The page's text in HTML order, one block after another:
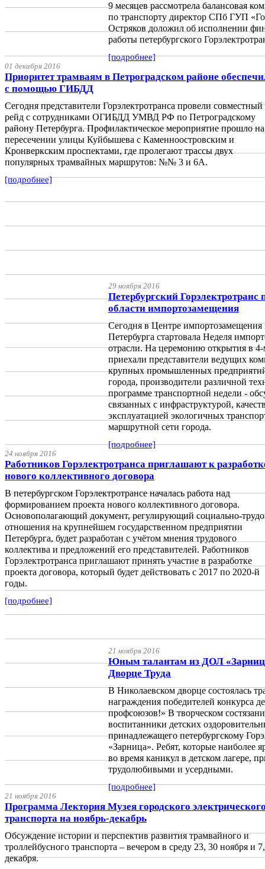
9 месяцев рассмотрела балансовая
по транспорту директор СПб ГУП
Остряков доложил об исполнении
работы петербургского
[подробнее]
01 декабря 2016
Приоритет трамваям в Петроградском районе
с помощью ГИБДД
Сегодня представители Горэлектротранса провели совместный
рейд с сотрудниками ОГИБДД УМВД РФ по Петроградскому
району Петербурга. Профилактическое мероприятие прошло на
пересечении улицы Куйбышева с Каменноостровским и
Кронверкским проспектами, где пролегают трассы двух
популярных трамвайных маршрутов: №№ 3 и 6А.
[подробнее]
29 ноября 2016
Петербургский Горэлектротранс
области импортозамещения
Сегодня в Центре
Петербурга стартовала Неделя
отрасли. На церемонию открытия в
приехали представители ведущих
крупных промышленных
города, производители различной
программе транспортной недели -
связанных с инфраструктурой,
эксплуатацией экологичных
маршрутной сети города.
[подробнее]
24 ноября 2016
Работников Горэлектротранса приглашают к
нового коллективного договора
В петербургском Горэлектротрансе началась работа над
формированием проекта нового коллективного договора.
Основополагающий документ, регулирующий социально-
отношения на крупнейшем государственном предприятии
Петербурга, будет разработан с учётом мнения трудового
коллектива и предложений его представителей. Работников
Горэлектротранса приглашают принять участие в разработке
проекта договора, который будет действовать с 2017 по 2020-й
годы.
[подробнее]
21 ноября 2016
Юным талантам из ДОЛ
Дворце Труда
В Николаевском дворце состоялась
награждения победителей конкурса
профсоюзов!» В творческом
воспитанники детских
принадлежащего петербургскому
«Зарница». Ребят, которые наиболее
во время каникул в детском лагере,
трудолюбивыми и усердными.
[подробнее]
21 ноября 2016
Программа Лектория Музея городского
транспорта на ноябрь-декабрь
Обсуждение истории и перспектив развития трамвайного и
троллейбусного транспорта – вечером в среду 23, 30 ноября и
декабря.